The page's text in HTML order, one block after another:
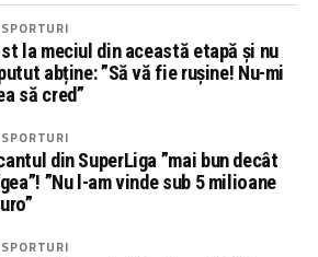
la meciul din această etapă și nu
abține: ”Să vă fie rușine! Nu-mi
să cred”
din SuperLiga ”mai bun decât
”Nu l-am vinde sub 5 milioane